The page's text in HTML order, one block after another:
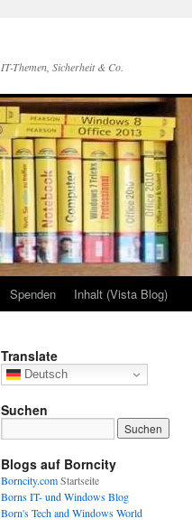
IT-Themen, Sicherheit & Co.
Spenden Inhalt (Vista Blog)
Translate
Deutsch
Suchen
Blogs auf Borncity
Borncity.comStartseite
Borns IT- und Windows Blog
Born's Tech and Windows World